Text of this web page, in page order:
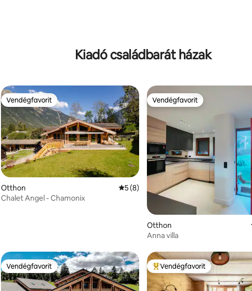
5/4,9, 115 vélemény
Kiadó családbarát házak
5/4,96, 120 vélemény
Vendégfavorit
Vendégfavorit
Otthon Átlagos értékelés: 5/5, 8 vélemény
5 (8)
Chalet Angel - Chamonix
Vendégfavorit
Vendégfavorit
Otthon
Anna villa
Vendégfavorit
Vendégfavorit Kiemelt vendégfavorit
Vendégfavorit